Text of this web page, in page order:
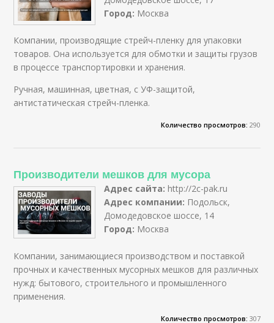
Город: Москва
Компании, производящие стрейч-пленку для упаковки
товаров. Она используется для обмотки и защиты грузов
в процессе транспортировки и хранения.
Ручная, машинная, цветная, с УФ-защитой,
антистатическая стрейч-пленка.
Количество просмотров: 290
Производители мешков для мусора
Адрес сайта: http://2c-pak.ru
Адрес компании: Подольск,
Домодедовское шоссе, 14
Город: Москва
Компании, занимающиеся производством и поставкой
прочных и качественных мусорных мешков для различных
нужд: бытового, строительного и промышленного
применения.
Количество просмотров: 307